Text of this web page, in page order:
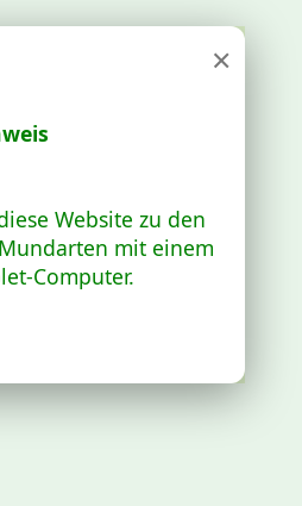
×
Website zu den
mit einem
Computer.